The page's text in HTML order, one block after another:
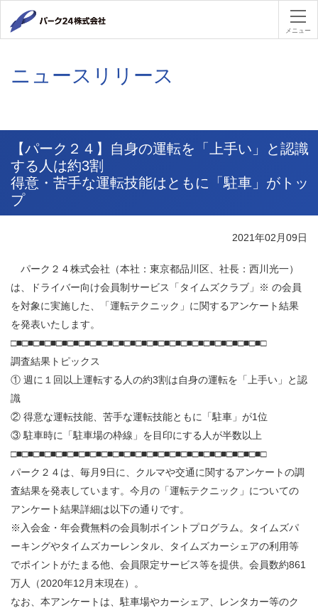
パーク２
メニュー
ニュースリリース
【パーク２４】自身の運転を「上手い」と認識
する人は約3割
得意・苦手な運転技能はともに「駐車」がトッ
プ
2021年02月09日
パーク２４株式会社（本社：東京都品川区、社長：西川光一）
は、ドライバー向け会員制サービス「タイムズクラブ」※ の会員
を対象に実施した、「運転テクニック」に関するアンケート結果
を発表いたします。
□■□■□■□■□■□■□■□■□■□■□■□■□■□■□■□■□■□■□■□■□■□■□
調査結果トピックス
① 週に１回以上運転する人の約3割は自身の運転を「上手い」と認
識
② 得意な運転技能、苦手な運転技能ともに「駐車」が1位
③ 駐車時に「駐車場の枠線」を目印にする人が半数以上
□■□■□■□■□■□■□■□■□■□■□■□■□■□■□■□■□■□■□■□■□■□■□
パーク２４は、毎月9日に、クルマや交通に関するアンケートの調
査結果を発表しています。今月の「運転テクニック」についての
アンケート結果詳細は以下の通りです。
※入会金・年会費無料の会員制ポイントプログラム。タイムズパ
ーキングやタイムズカーレンタル、タイムズカーシェアの利用等
でポイントがたまる他、会員限定サービス等を提供。会員数約861
万人（2020年12月末現在）。
なお、本アンケートは、駐車場やカーシェア、レンタカー等のク